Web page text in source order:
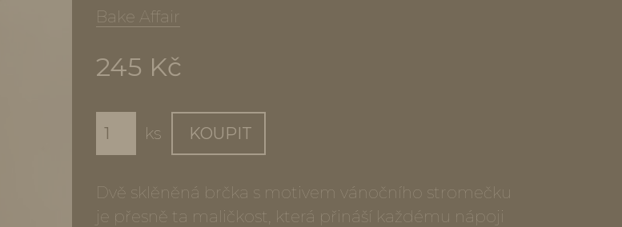
Bake Affair
245 Kč
ks KOUPIT
Dvě sklěněná brčka s motivem vánočního stromečku
je přesně ta maličkost, která přináší každému nápoji